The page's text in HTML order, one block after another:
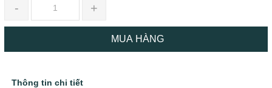
- +
MUA HÀNG
Thông tin chi tiết